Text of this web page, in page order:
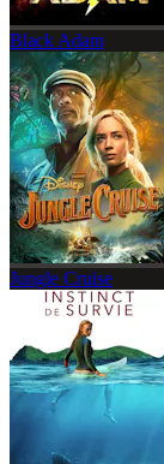
Black Adam
Jungle Cruise